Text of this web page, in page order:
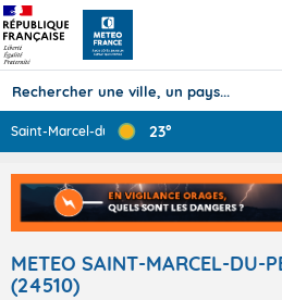
TOUS LES
Saint-Marcel-du ... 23°
METEO SAINT-MARCEL-DU-
(24510)